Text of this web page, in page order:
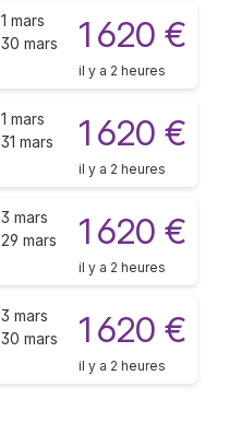
1 mars
30 mars
1 620 €
il y a 2 heures
1 mars
31 mars
1 620 €
il y a 2 heures
3 mars
29 mars
1 620 €
il y a 2 heures
3 mars
30 mars
1 620 €
il y a 2 heures